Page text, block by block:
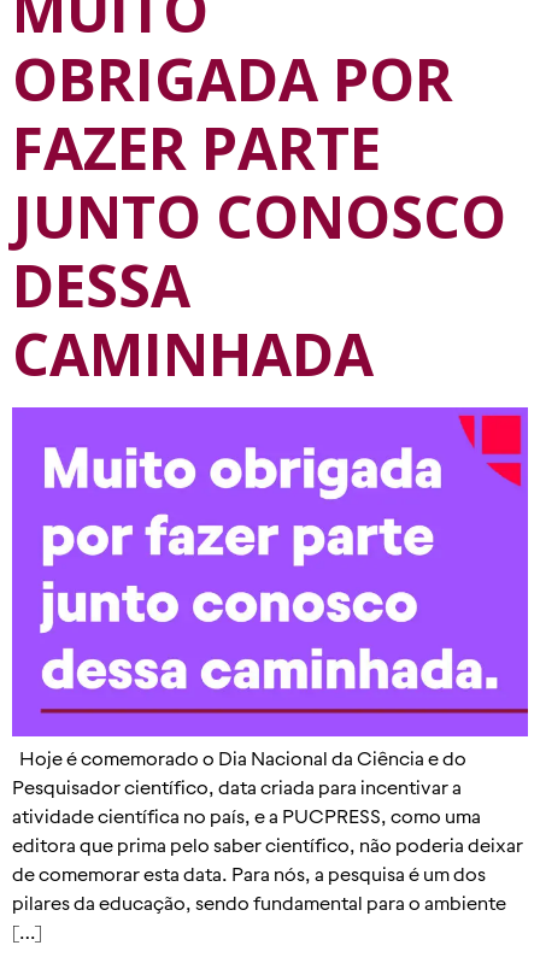
OBRIGADA POR
FAZER PARTE
JUNTO CONOSCO
DESSA
CAMINHADA
Hoje é comemorado o Dia Nacional da Ciência e do
Pesquisador científico, data criada para incentivar a
atividade científica no país, e a PUCPRESS, como uma
editora que prima pelo saber científico, não poderia deixar
de comemorar esta data. Para nós, a pesquisa é um dos
pilares da educação, sendo fundamental para o ambiente
[…]